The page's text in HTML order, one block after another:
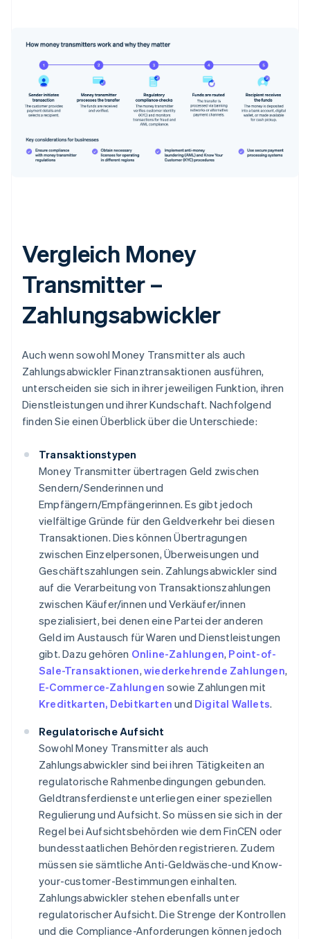
Vergleich Money
Transmitter –
Zahlungsabwickler
Auch wenn sowohl Money Transmitter als auch
Zahlungsabwickler Finanztransaktionen ausführen,
unterscheiden sie sich in ihrer jeweiligen Funktion, ihren
Dienstleistungen und ihrer Kundschaft. Nachfolgend
finden Sie einen Überblick über die Unterschiede:
Transaktionstypen
Money Transmitter übertragen Geld zwischen
Sendern/Senderinnen und
Empfängern/Empfängerinnen. Es gibt jedoch
vielfältige Gründe für den Geldverkehr bei diesen
Transaktionen. Dies können Übertragungen
zwischen Einzelpersonen, Überweisungen und
Geschäftszahlungen sein. Zahlungsabwickler sind
auf die Verarbeitung von Transaktionszahlungen
zwischen Käufer/innen und Verkäufer/innen
spezialisiert, bei denen eine Partei der anderen
Geld im Austausch für Waren und Dienstleistungen
gibt. Dazu gehören Online-Zahlungen, Point-of-
Sale-Transaktionen,wiederkehrende Zahlungen,
E-Commerce-Zahlungen sowie Zahlungen mit
Kreditkarten, Debitkarten und Digital Wallets.
Regulatorische Aufsicht
Sowohl Money Transmitter als auch
Zahlungsabwickler sind bei ihren Tätigkeiten an
regulatorische Rahmenbedingungen gebunden.
Geldtransferdienste unterliegen einer speziellen
Regulierung und Aufsicht. So müssen sie sich in der
Regel bei Aufsichtsbehörden wie dem FinCEN oder
bundesstaatlichen Behörden registrieren. Zudem
müssen sie sämtliche Anti-Geldwäsche-und Know-
your-customer-Bestimmungen einhalten.
Zahlungsabwickler stehen ebenfalls unter
regulatorischer Aufsicht. Die Strenge der Kontrollen
und die Compliance-Anforderungen können jedoch